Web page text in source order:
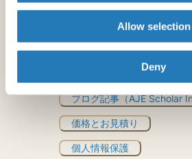
Allow selection
Deny
ブログ記事（AJE Scholar
価格とお見積り
個人情報保護